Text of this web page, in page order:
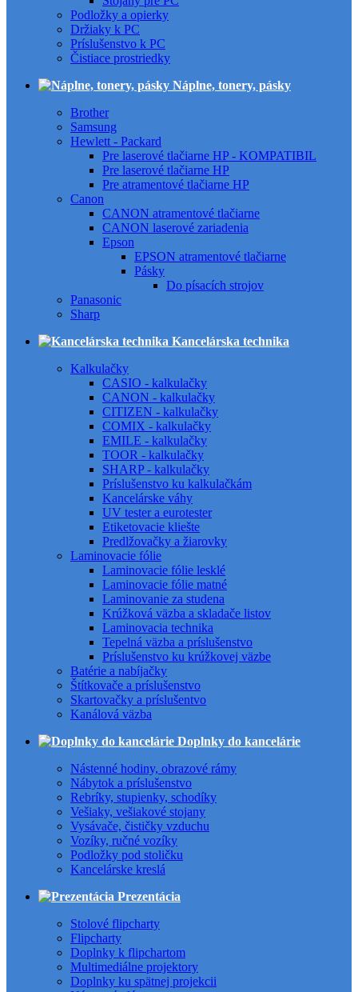
Podložky a opierky
Držiaky k PC
Príslušenstvo k PC
Čistiace prostriedky
Náplne, tonery, pásky
Brother
Samsung
Hewlett - Packard
Pre laserové tlačiarne HP - KOMPATIBIL
Pre laserové tlačiarne HP
Pre atramentové tlačiarne HP
Canon
CANON atramentové tlačiarne
CANON laserové zariadenia
Epson
EPSON atramentové tlačiarne
Pásky
Do písacích strojov
Panasonic
Sharp
Kancelárska technika
Kalkulačky
CASIO - kalkulačky
CANON - kalkulačky
CITIZEN - kalkulačky
COMIX - kalkulačky
EMILE - kalkulačky
TOOR - kalkulačky
SHARP - kalkulačky
Príslušenstvo ku kalkulačkám
Kancelárske váhy
UV tester a eurotester
Etiketovacie kliešte
Predlžovačky a žiarovky
Laminovacie fólie
Laminovacie fólie lesklé
Laminovacie fólie matné
Laminovanie za studena
Krúžková väzba a skladače listov
Laminovacia technika
Tepelná väzba a príslušenstvo
Príslušenstvo ku krúžkovej väzbe
Batérie a nabíjačky
Štítkovače a príslušenstvo
Skartovačky a príslušentvo
Kanálová väzba
Doplnky do kancelárie
Nástenné hodiny, obrazové rámy
Nábytok a príslušenstvo
Rebríky, stupienky, schodíky
Vešiaky, vešiakové stojany
Vysávače, čističky vzduchu
Vozíky, ručné vozíky
Podložky pod stoličku
Kancelárske kreslá
Prezentácia
Stolové flipcharty
Flipcharty
Doplnky k flipchartom
Multimediálne projektory
Doplnky ku spätnej projekcii